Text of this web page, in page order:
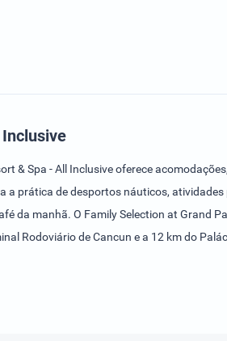
& Spa - All Inclusive oferece
a prática de desportos náuticos, atividades
da manhã. O Family Selection at Grand
Rodoviário de Cancun e a 12 km do